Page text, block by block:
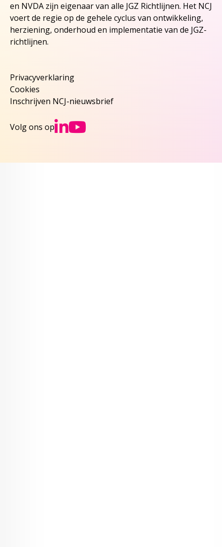
en NVDA zijn eigenaar van alle JGZ Richtlijnen. Het NCJ
voert de regie op de gehele cyclus van ontwikkeling,
herziening, onderhoud en implementatie van de JGZ-
richtlijnen.
Privacyverklaring
Cookies
Inschrijven NCJ-nieuwsbrief
Volg ons op Ga naar NCJs